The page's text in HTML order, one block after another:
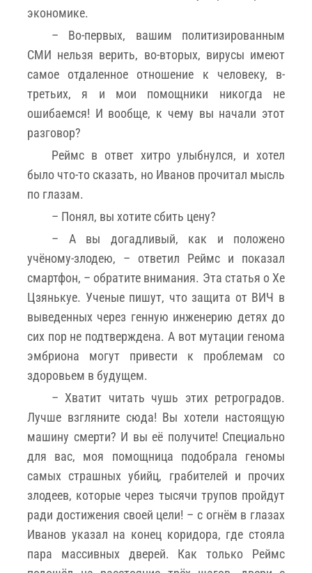
экономике.
– Во-первых, вашим политизированным
СМИ нельзя верить, во-вторых, вирусы имеют
самое отдаленное отношение к человеку, в-
третьих, я и мои помощники никогда не
ошибаемся! И вообще, к чему вы начали этот
разговор?
Реймс в ответ хитро улыбнулся, и хотел
было что-то сказать, но Иванов прочитал мысль
по глазам.
– Понял, вы хотите сбить цену?
– А вы догадливый, как и положено
учёному-злодею, – ответил Реймс и показал
смартфон, – обратите внимания. Эта статья о Хе
Цзянькуе. Ученые пишут, что защита от ВИЧ в
выведенных через генную инженерию детях до
сих пор не подтверждена. А вот мутации генома
эмбриона могут привести к проблемам со
здоровьем в будущем.
– Хватит читать чушь этих ретроградов.
Лучше взгляните сюда! Вы хотели настоящую
машину смерти? И вы её получите! Специально
для вас, моя помощница подобрала геномы
самых страшных убийц, грабителей и прочих
злодеев, которые через тысячи трупов пройдут
ради достижения своей цели! – с огнём в глазах
Иванов указал на конец коридора, где стояла
пара массивных дверей. Как только Реймс